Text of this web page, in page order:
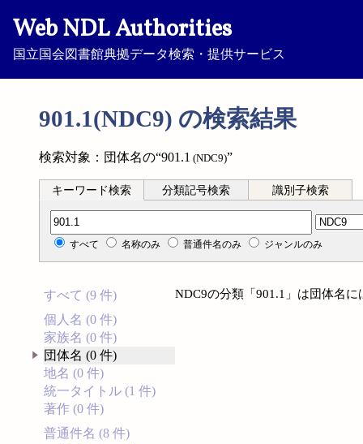
Web NDL Authorities
国立国会図書館典拠データ検索・提供サービス
901.1(NDC9) の検索結果
検索対象：団体名の“901.1 (NDC9)”
キーワード検索 分類記号検索 識別子検索
分類記号検索
すべて 名称のみ 普通件名のみ ジャンルのみ
すべて (9 件)
個人名 (0 件)
家族名 (0 件)
団体名 (0 件)
地名 (0 件)
統一タイトル (1 件)
著作 (0 件)
普通件名 (8 件)
NDC9の分類「901.1」は団体名